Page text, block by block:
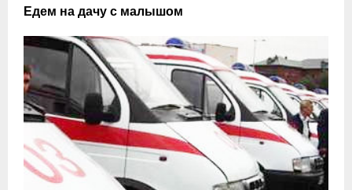
Едем на дачу с малышом